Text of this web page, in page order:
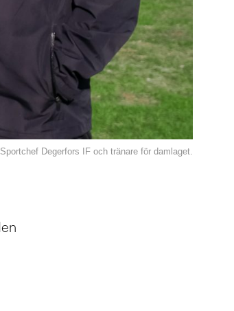
Degerfors IF och tränare för damlaget.